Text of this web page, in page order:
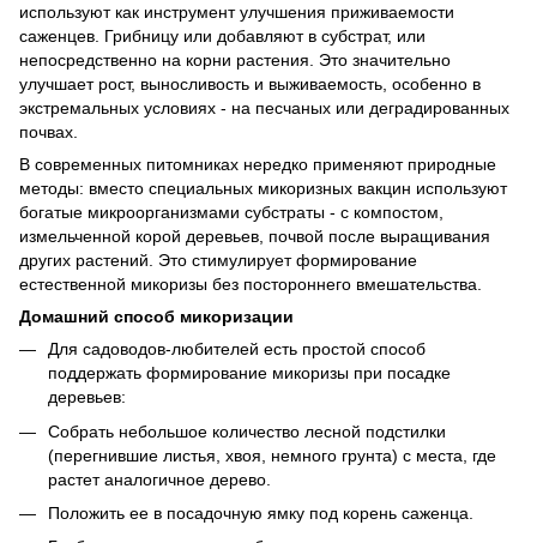
используют как инструмент улучшения приживаемости
саженцев. Грибницу или добавляют в субстрат, или
непосредственно на корни растения. Это значительно
улучшает рост, выносливость и выживаемость, особенно в
экстремальных условиях - на песчаных или деградированных
почвах.
В современных питомниках нередко применяют природные
методы: вместо специальных микоризных вакцин используют
богатые микроорганизмами субстраты - с компостом,
измельченной корой деревьев, почвой после выращивания
других растений. Это стимулирует формирование
естественной микоризы без постороннего вмешательства.
Домашний способ микоризации
Для садоводов-любителей есть простой способ
поддержать формирование микоризы при посадке
деревьев:
Собрать небольшое количество лесной подстилки
(перегнившие листья, хвоя, немного грунта) с места, где
растет аналогичное дерево.
Положить ее в посадочную ямку под корень саженца.